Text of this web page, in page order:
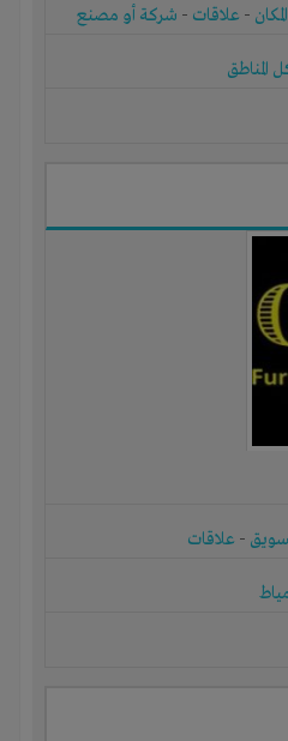
المكان - علاقات - شركة أو مصنع
المناطق
- علاقات